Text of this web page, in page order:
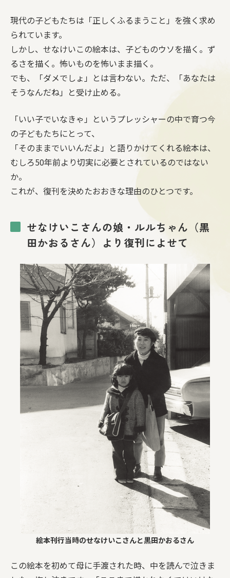
現代の子どもたちは「正しくふるまうこと」を強く求め
られています。
しかし、せなけいこの絵本は、子どものウソを描く。ず
るさを描く。怖いものを怖いまま描く。
でも、「ダメでしょ」とは言わない。ただ、「あなたは
そうなんだね」と受け止める。
「いい子でいなきゃ」というプレッシャーの中で育つ今
の子どもたちにとって、
「そのままでいいんだよ」と語りかけてくれる絵本は、
むしろ50年前より切実に必要とされているのではない
か。
これが、復刊を決めたおおきな理由のひとつです。
せなけいこさんの娘・ルルちゃん（黒
田かおるさん）より復刊によせて
絵本刊行当時のせなけいこさんと黒田かおるさん
この絵本を初めて母に手渡された時、中を読んで泣きま